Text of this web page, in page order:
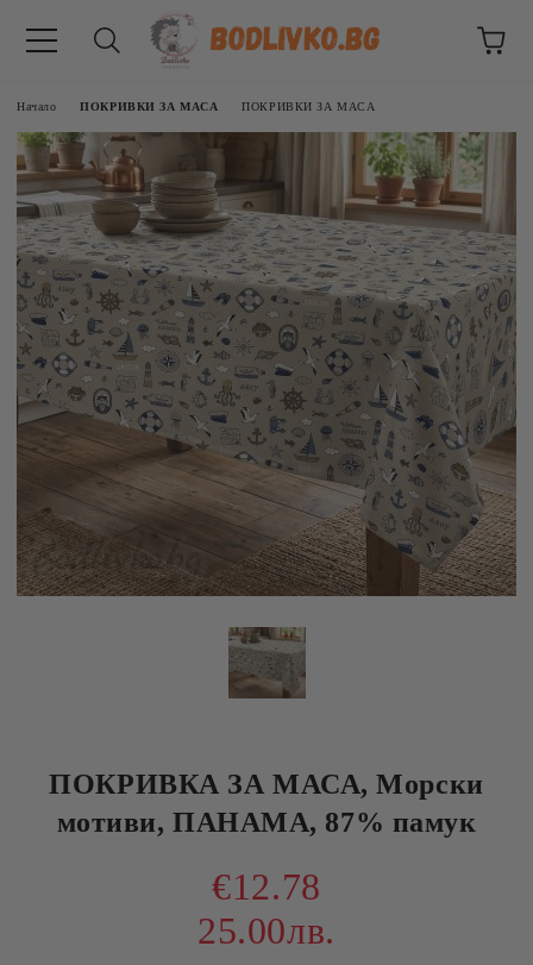
Начало ПОКРИВКИ ЗА МАСА ПОКРИВКИ ЗА МАСА
ПОКРИВКА ЗА МАСА, Морски
мотиви, ПАНАМА, 87% памук
€12.78
25.00лв.